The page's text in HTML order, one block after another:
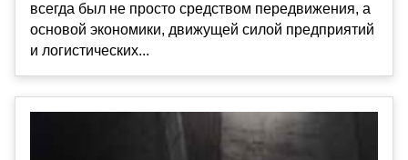
всегда был не просто средством передвижения, а
основой экономики, движущей силой предприятий
и логистических...